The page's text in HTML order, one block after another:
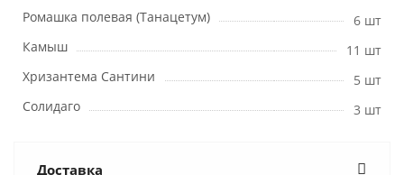
Ромашка полевая (Танацетум)
6 шт
Камыш
11 шт
Хризантема Сантини
5 шт
Солидаго
3 шт
Доставка